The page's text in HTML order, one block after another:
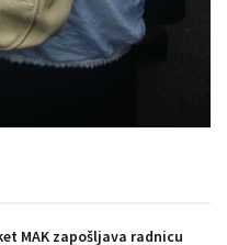
MAK zapošljava radnicu